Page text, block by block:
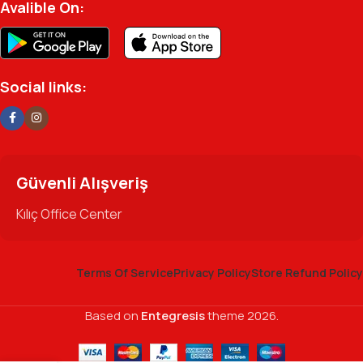
Avalible On:
Social links:
Güvenli Alışveriş
Kılıç Office Center
Terms Of ServicePrivacy PolicyStore Refund Policy
Based on Entegresistheme2026.